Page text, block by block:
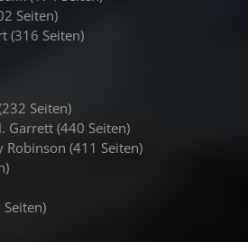
Seiten)
(316 Seiten)
Seiten)
Garrett (440 Seiten)
Robinson (411 Seiten)